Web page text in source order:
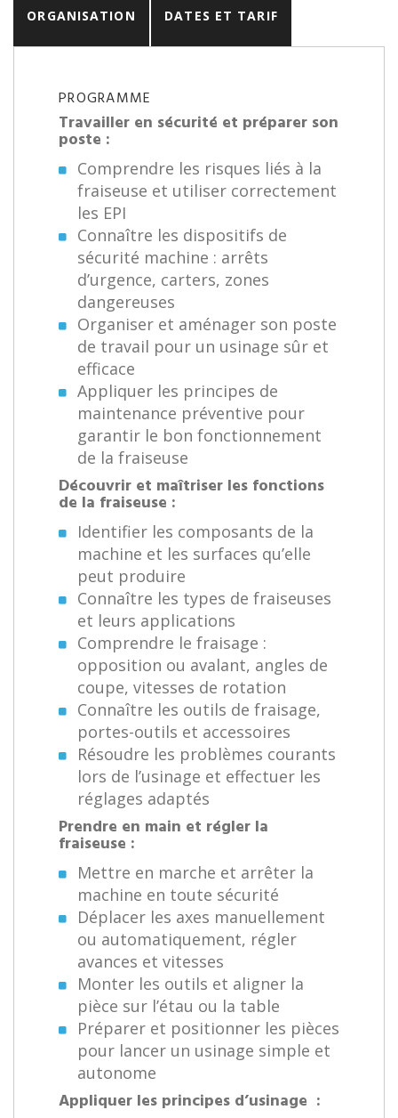
ORGANISATION DATES ET TARIF
PROGRAMME
Travailler en sécurité et préparer son
poste :
Comprendre les risques liés à la
fraiseuse et utiliser correctement
les EPI
Connaître les dispositifs de
sécurité machine : arrêts
d’urgence, carters, zones
dangereuses
Organiser et aménager son poste
de travail pour un usinage sûr et
efficace
Appliquer les principes de
maintenance préventive pour
garantir le bon fonctionnement
de la fraiseuse
Découvrir et maîtriser les fonctions
de la fraiseuse :
Identifier les composants de la
machine et les surfaces qu’elle
peut produire
Connaître les types de fraiseuses
et leurs applications
Comprendre le fraisage :
opposition ou avalant, angles de
coupe, vitesses de rotation
Connaître les outils de fraisage,
portes-outils et accessoires
Résoudre les problèmes courants
lors de l’usinage et effectuer les
réglages adaptés
Prendre en main et régler la
fraiseuse :
Mettre en marche et arrêter la
machine en toute sécurité
Déplacer les axes manuellement
ou automatiquement, régler
avances et vitesses
Monter les outils et aligner la
pièce sur l’étau ou la table
Préparer et positionner les pièces
pour lancer un usinage simple et
autonome
Appliquer les principes d’usinage :